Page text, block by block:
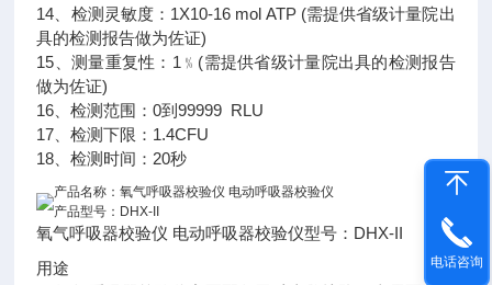
14、检测灵敏度：1X10-16 mol ATP (需提供省级计量院出
具的检测报告做为佐证)
15、测量重复性：1﹪(需提供省级计量院出具的检测报告
做为佐证)
16、检测范围：0到99999 RLU
17、检测下限：1.4CFU
18、检测时间：20秒
产品名称：氧气呼吸器校验仪 电动呼吸器校验仪
产品型号：DHX-II
氧气呼吸器校验仪 电动呼吸器校验仪型号：DHX-II
用途
电话咨询